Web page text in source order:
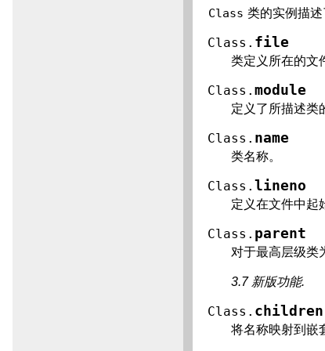
Class 类的实例描
Class. file
类定义所在的文
Class.module
定义了所描述类
Class. name
类名称。
Class.lineno
定义在文件中起
Class. parent
对于最高层级类
3.7 新版功能.
Class. children
将名称映射到嵌